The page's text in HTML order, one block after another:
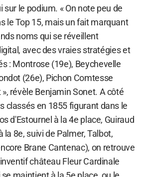
le podium. « On note peu de
le Top 15, mais un fait marquant
noms qui se réveillent
avec des vraies stratégies et
: Montrose (19e), Beychevelle
(26e), Pichon Comtesse
révèle Benjamin Sonet. A côté
classés en 1855 figurant dans le
d'Estournel à la 4e place, Guiraud
la 8e, suivi de Palmer, Talbot,
Brane Cantenac), on retrouve
château Fleur Cardinale